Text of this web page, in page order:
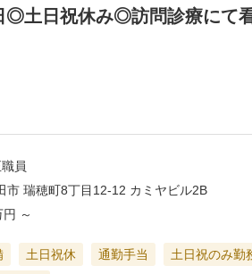
◎土日祝休み◎訪問診療にて
員
市 瑞穂町8丁目12-12 カミヤビル2B
～
土日祝休 通勤手当
土日祝のみ勤